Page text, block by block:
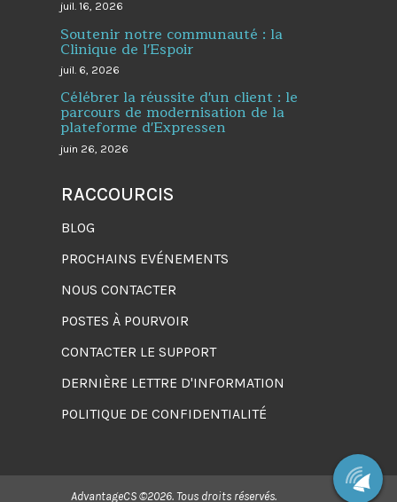
juil. 16, 2026
Soutenir notre communauté : la
Clinique de l'Espoir
juil. 6, 2026
Célébrer la réussite d'un client : le
parcours de modernisation de la
plateforme d'Expressen
juin 26, 2026
RACCOURCIS
BLOG
PROCHAINS EVÉNEMENTS
NOUS CONTACTER
POSTES À POURVOIR
CONTACTER LE SUPPORT
DERNIÈRE LETTRE D'INFORMATION
POLITIQUE DE CONFIDENTIALITÉ
AdvantageCS ©2026. Tous droits réservés.